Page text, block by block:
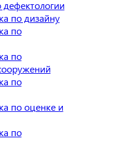
по дизайну
по
по
по
по оценке и
по